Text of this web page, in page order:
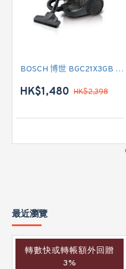
BOSCH 博世 BGC21X3GB 有線吸塵機
HK$1,480 HK$2,398
最近瀏覽
轉數快或轉帳額外回贈
3%